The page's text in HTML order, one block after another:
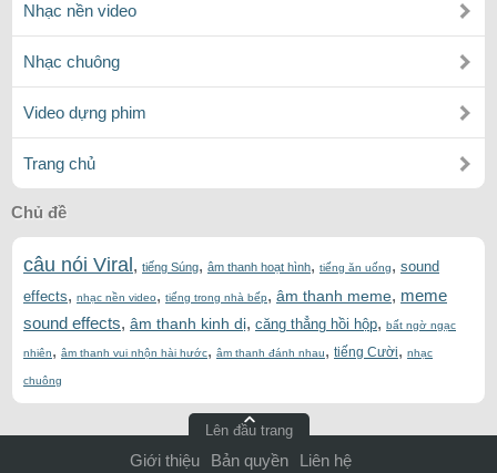
Nhạc nền video
Nhạc chuông
Video dựng phim
Trang chủ
Chủ đề
câu nói Viral , tiếng Súng, âm thanh hoạt hình, tiếng ăn uống, sound
effects, nhạc nền video, tiếng trong nhà bếp, âm thanh meme, meme
sound effects, âm thanh kinh dị, căng thẳng hồi hộp, bất ngờ ngạc
nhiên, âm thanh vui nhộn hài hước, âm thanh đánh nhau, tiếng Cười, nhạc
chuông
Lên đầu trang
Giới thiệu Bản quyền Liên hệ